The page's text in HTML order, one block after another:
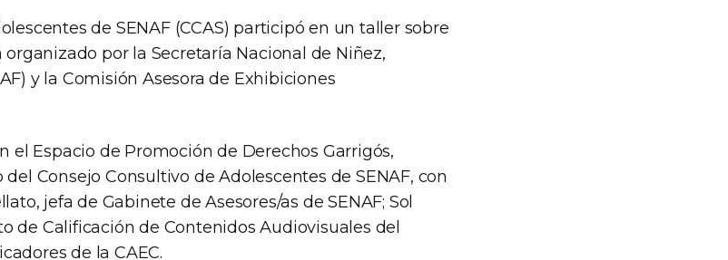
de SENAF (CCAS) participó en un taller sobre
por la Secretaría Nacional de Niñez,
y la Comisión Asesora de Exhibiciones
el Espacio de Promoción de Derechos Garrigós,
Consejo Consultivo de Adolescentes de SENAF, con
jefa de Gabinete de Asesores/as de SENAF; Sol
de Calificación de Contenidos Audiovisuales del
de la CAEC.